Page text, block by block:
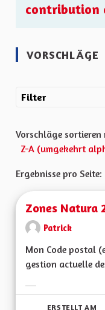
contribution
VORSCHLÄGE
Filter
Vorschläge sortieren
Z-A (umgekehrt
Ergebnisse pro Seite:
Zones Natura
Patrick
Mon Code postal
gestion actuelle
ERSTELLT AM